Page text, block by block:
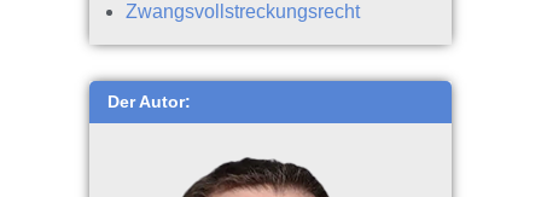
Zwangsvollstreckungsrecht
Der Autor: